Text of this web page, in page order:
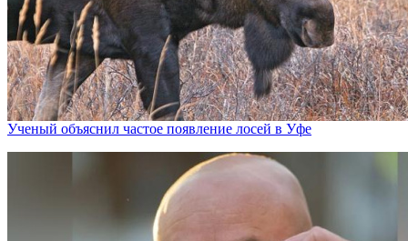
Ученый объяснил частое появление лосей в Уфе